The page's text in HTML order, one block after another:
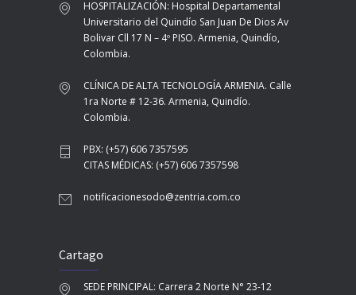
HOSPITALIZACIÓN: Hospital Departamental
Universitario del Quindío San Juan De Dios Av
Bolivar Cll 17 N – 4º PISO. Armenia, Quindío,
Colombia.
CLÍNICA DE ALTA TECNOLOGÍA ARMENIA. Calle
1ra Norte # 12-36. Armenia, Quindío.
Colombia.
PBX: (+57) 606 7357595
CITAS MÉDICAS: (+57) 606 7357598
notificacionesodo@zentria.com.co
Cartago
SEDE PRINCIPAL: Carrera 2 Norte N° 23-12